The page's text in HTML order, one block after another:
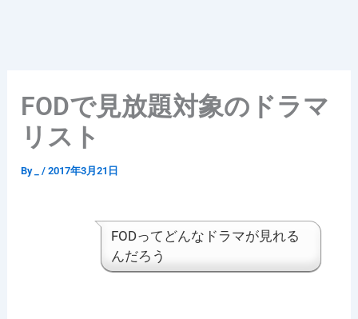
FODで見放題対象のドラマ
リスト
By _/2017年3月21日
FODってどんなドラマが見れる
んだろう